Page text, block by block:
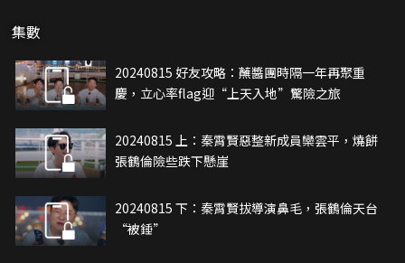
集數
20240815 好友攻略：蘸醬團時隔一年再聚重
慶，立心率flag迎“上天入地”驚險之旅
20240815 上：秦霄賢惡整新成員欒雲平，燒餅
張鶴倫險些跌下懸崖
20240815 下：秦霄賢拔導演鼻毛，張鶴倫天台
“被錘”